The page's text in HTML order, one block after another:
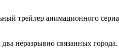
трейлер анимационного
неразрывно связанных